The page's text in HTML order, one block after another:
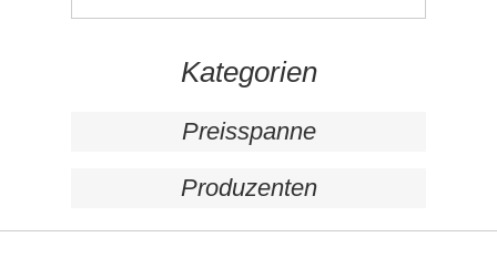
Kategorien
Preisspanne
Produzenten